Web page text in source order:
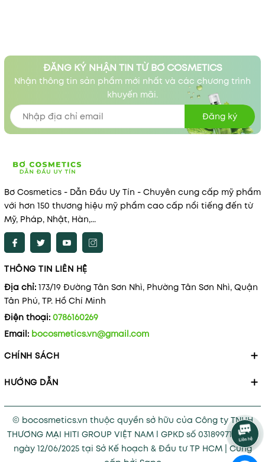
ĐĂNG KÝ NHẬN TIN TỪ BƠ COSMETICS
Nhận thông tin sản phẩm mới nhất và các chương trình
khuyến mãi.
Đăng ký
Bơ Cosmetics - Dẫn Đầu Uy Tín - Chuyên cung cấp mỹ phẩm
với hơn 150 thương hiệu mỹ phẩm cao cấp nổi tiếng đến từ
Mỹ, Pháp, Nhật, Hàn,...
THÔNG TIN LIÊN HỆ
Địa chỉ: 173/19 Đường Tân Sơn Nhì, Phường Tân Sơn Nhì, Quận
Tân Phú, TP. Hồ Chí Minh
Điện thoại: 0786160269
Email: bocosmetics.vn@gmail.com
CHÍNH SÁCH
HƯỚNG DẪN
© bocosmetics.vn thuộc quyền sở hữu của Công ty TNHH
THƯƠNG MẠI HITI GROUP VIỆT NAM l GPKD số 0318997121 cấp
ngày 12/06/2025 tại Sở Kế hoạch & Đầu tư TP HCM Cung